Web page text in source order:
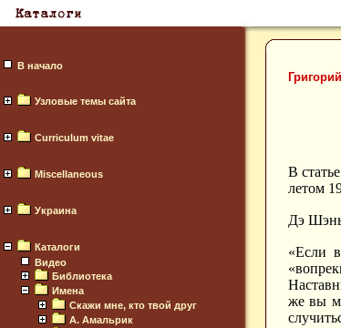
В начало
Узловые темы сайта
Curriculum vitae
Miscellaneous
Украина
Каталоги
Видео
Библиотека
Имена
Скажи мне, кто твой друг
А. Амальрик
В
летом
Дэ
«Если
же вы